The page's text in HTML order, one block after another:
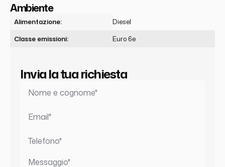
Ambiente
Alimentazione:
Diesel
Classe emissioni:
Euro 6e
Invia la tua richiesta